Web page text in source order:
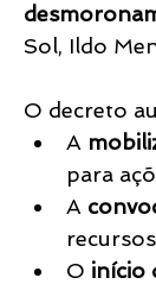
Sol, Ildo
O decreto
A
para
A
O início